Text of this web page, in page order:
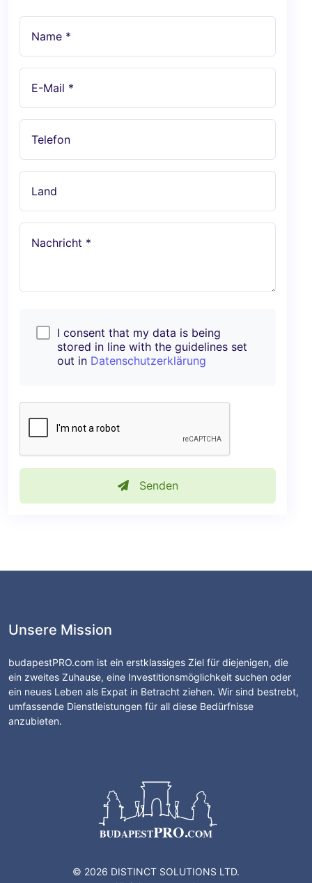
Name *
E-Mail *
Telefon
Land
Nachricht *
I consent that my data is being
stored in line with the guidelines set
out in Datenschutzerklärung
Senden
Unsere Mission
budapestPRO.com ist ein erstklassiges Ziel für diejenigen, die
ein zweites Zuhause, eine Investitionsmöglichkeit suchen oder
ein neues Leben als Expat in Betracht ziehen. Wir sind bestrebt,
umfassende Dienstleistungen für all diese Bedürfnisse
anzubieten.
© 2026 DISTINCT SOLUTIONS LTD.